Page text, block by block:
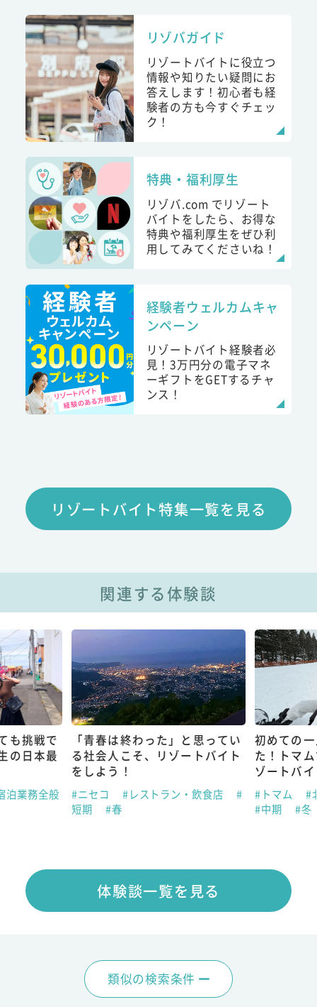
リゾバガイド
リゾートバイトに役立つ
情報や知りたい疑問にお
答えします！初心者も経
験者の方も今すぐチェッ
ク！
特典・福利厚生
リゾバ.com でリゾート
バイトをしたら、お得な
特典や福利厚生をぜひ利
用してみてくださいね！
経験者ウェルカムキャ
ンペーン
リゾートバイト経験者必
見！3万円分の電子マネ
ーギフトをGETするチャ
ンス！
リゾートバイト特集一覧を見る
関連する体験談
も挑戦で
の日本最
泊業務全般
「青春は終わった」と思ってい
る社会人こそ、リゾートバイト
をしよう！
#ニセコ #レストラン・飲食店
#
短期
#春
初めての
た！トマ
ゾートバ
#トマム
#
#中期
#冬
体験談一覧を見る
類似の検索条件